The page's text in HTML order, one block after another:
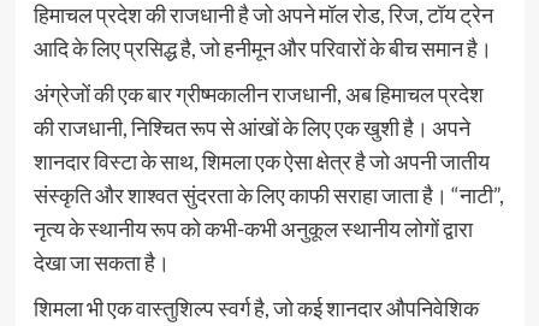
हिमाचल प्रदेश की राजधानी है जो अपने मॉल रोड, रिज, टॉय ट्रेन
आदि के लिए प्रसिद्ध है, जो हनीमून और परिवारों के बीच समान है।
अंग्रेजों की एक बार ग्रीष्मकालीन राजधानी, अब हिमाचल प्रदेश
की राजधानी, निश्चित रूप से आंखों के लिए एक खुशी है। अपने
शानदार विस्टा के साथ, शिमला एक ऐसा क्षेत्र है जो अपनी जातीय
संस्कृति और शाश्वत सुंदरता के लिए काफी सराहा जाता है। “नाटी”,
नृत्य के स्थानीय रूप को कभी-कभी अनुकूल स्थानीय लोगों द्वारा
देखा जा सकता है।
शिमला भी एक वास्तुशिल्प स्वर्ग है, जो कई शानदार औपनिवेशिक